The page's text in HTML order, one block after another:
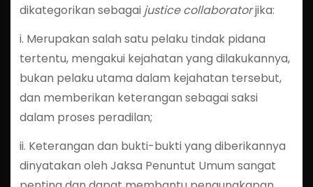
dikategorikan sebagai justice collaboratorjika:
i. Merupakan salah satu pelaku tindak pidana
tertentu, mengakui kejahatan yang dilakukannya,
bukan pelaku utama dalam kejahatan tersebut,
dan memberikan keterangan sebagai saksi
dalam proses peradilan;
ii. Keterangan dan bukti-bukti yang diberikannya
dinyatakan oleh Jaksa Penuntut Umum sangat